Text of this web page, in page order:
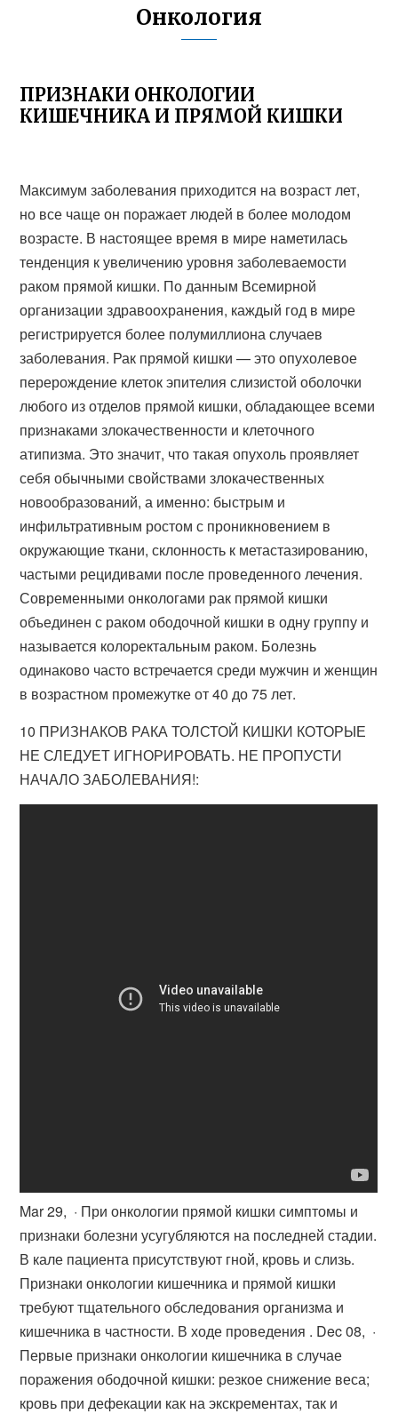
Онкология
ПРИЗНАКИ ОНКОЛОГИИ
КИШЕЧНИКА И ПРЯМОЙ КИШКИ
Максимум заболевания приходится на возраст лет,
но все чаще он поражает людей в более молодом
возрасте. В настоящее время в мире наметилась
тенденция к увеличению уровня заболеваемости
раком прямой кишки. По данным Всемирной
организации здравоохранения, каждый год в мире
регистрируется более полумиллиона случаев
заболевания. Рак прямой кишки — это опухолевое
перерождение клеток эпителия слизистой оболочки
любого из отделов прямой кишки, обладающее всеми
признаками злокачественности и клеточного
атипизма. Это значит, что такая опухоль проявляет
себя обычными свойствами злокачественных
новообразований, а именно: быстрым и
инфильтративным ростом с проникновением в
окружающие ткани, склонность к метастазированию,
частыми рецидивами после проведенного лечения.
Современными онкологами рак прямой кишки
объединен с раком ободочной кишки в одну группу и
называется колоректальным раком. Болезнь
одинаково часто встречается среди мужчин и женщин
в возрастном промежутке от 40 до 75 лет.
10 ПРИЗНАКОВ РАКА ТОЛСТОЙ КИШКИ КОТОРЫЕ
НЕ СЛЕДУЕТ ИГНОРИРОВАТЬ. НЕ ПРОПУСТИ
НАЧАЛО ЗАБОЛЕВАНИЯ!:
Mar 29, · При онкологии прямой кишки симптомы и
признаки болезни усугубляются на последней стадии.
В кале пациента присутствуют гной, кровь и слизь.
Признаки онкологии кишечника и прямой кишки
требуют тщательного обследования организма и
кишечника в частности. В ходе проведения . Dec 08, ·
Первые признаки онкологии кишечника в случае
поражения ободочной кишки: резкое снижение веса;
кровь при дефекации как на экскрементах, так и